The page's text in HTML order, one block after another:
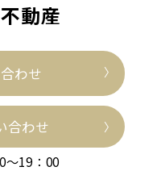
動産
わせ
合わせ
～19：00